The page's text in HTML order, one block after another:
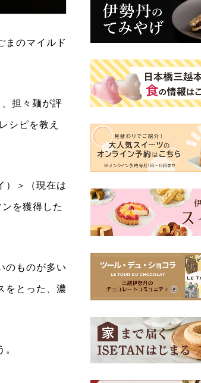
まのマイルド
担々麺が評
シピを教え
）＞（現在は
を獲得した
のものが多い
をとった、濃